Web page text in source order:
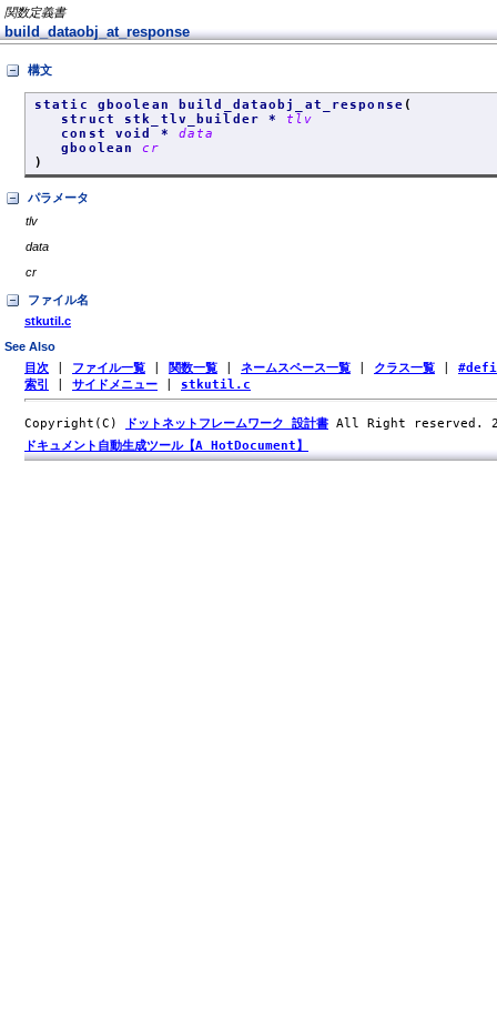
関数定義書
build_dataobj_at_response
構文
static gboolean build_dataobj_at_response (
struct stk_tlv_builder * tlv
const void * data
gbooleancr
)
パラメータ
tlv
data
cr
ファイル名
stkutil.c
See Also
目次 ファイル一覧 関数一覧 ネームスペース一覧 クラス一覧
索引
サイドメニュー stkutil.c
Copyright(C) ドットネットフレームワーク 設計書 All Right reserved.
ドキュメント自動生成ツール【A HotDocument】